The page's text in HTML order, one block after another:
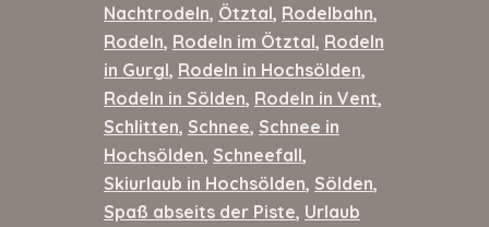
Nachtrodeln, Ötztal, Rodelbahn,
Rodeln, Rodeln im Ötztal, Rodeln
in Gurgl, Rodeln in Hochsölden,
Rodeln in Sölden, Rodeln in Vent,
Schlitten, Schnee, Schnee in
Hochsölden, Schneefall,
Skiurlaub in Hochsölden, Sölden,
Spaß abseits der Piste, Urlaub